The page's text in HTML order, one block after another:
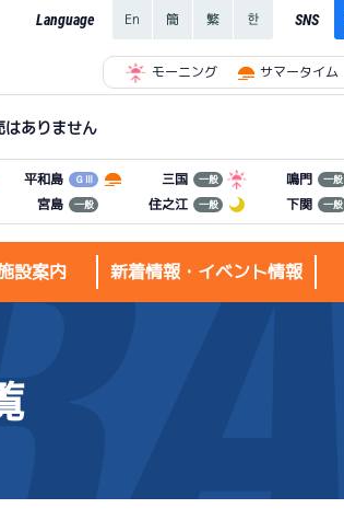
Language SNS
モーニング サマータイム
はありません
平和島 ＧⅢ 三国 一般 鳴門 一般
宮島 一般 住之江 一般 下関 一般
設案内 新着情報・イベント情報